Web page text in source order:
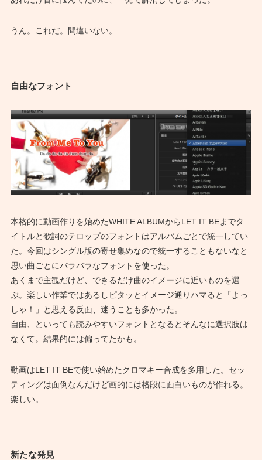
うん。これだ。間違いない。
自由なフォント
本格的に動画作りを始めたWHITE ALBUMからLET IT BEまでタ
イトルと歌詞のテロップのフォントはアルバムごとで統一してい
た。今回はシングル版の寄せ集めなので統一することもないなと
思い曲ごとにバラバラなフォントを使った。
あくまで主観だけど、できるだけ曲のイメージに近いものを選
ぶ。楽しい作業ではあるしピタッとイメージ通りハマると「よっ
しゃ！」と思える反面、迷うことも多かった。
自由、といっても読みやすいフォントとなるとそんなに選択肢は
なくて。結果的には偏ってたかも。
動画はLET IT BEで使い始めたクロマキー合成を多用した。セッ
ティングは面倒なんだけど画的には格段に面白いものが作れる。
楽しい。
新たな発見